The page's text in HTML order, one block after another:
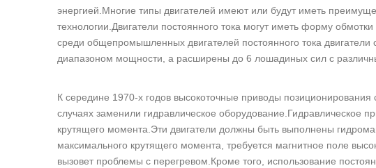
энергией.Многие типы двигателей имеют или будут иметь
технологии.Двигатели постоянного тока могут иметь форму
среди общепромышленных двигателей постоянного тока
диапазоном мощности, а расширены до 6 лошадиных сил с
К середине 1970-х годов высокоточные приводы позиционирования
случаях заменили гидравлическое оборудование.Гидравлическое
крутящего момента.Эти двигатели должны быть выполнены
максимального крутящего момента, требуется магнитное поле
вызовет проблемы с перегревом.Кроме того, использование